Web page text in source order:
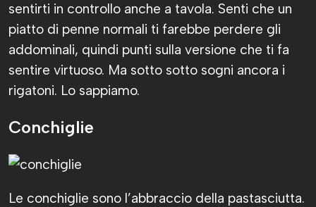
sentirti in controllo anche a tavola. Senti che un
piatto di penne normali ti farebbe perdere gli
addominali, quindi punti sulla versione che ti fa
sentire virtuoso. Ma sotto sotto sogni ancora i
rigatoni. Lo sappiamo.
Conchiglie
Le conchiglie sono l’abbraccio della pastasciutta.